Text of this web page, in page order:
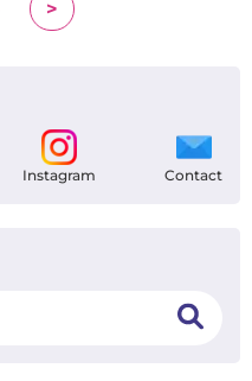
>
Instagram Contact